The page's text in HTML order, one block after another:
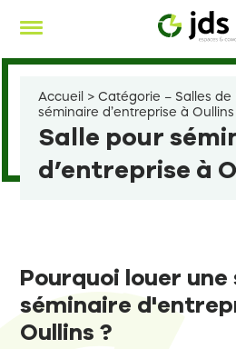
contenu
Accueil >Catégorie – Salles de
séminaire d’entreprise à Oullins
Salle pour
d’entreprise à
Pourquoi louer une
séminaire
Oullins ?